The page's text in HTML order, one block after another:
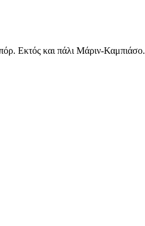
Εκτός και πάλι Μάριν-Καμπιάσο.